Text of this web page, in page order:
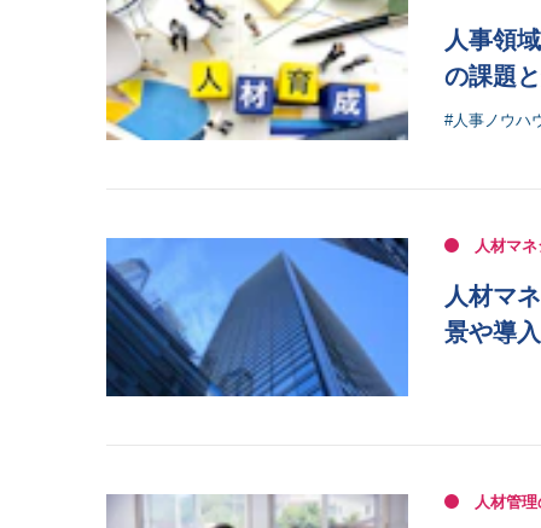
人事領
の課題
#人事ノウハ
人材マ
人材マ
景や導
人材管